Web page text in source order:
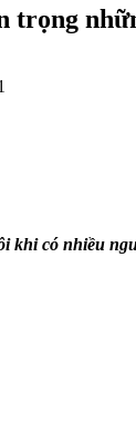
trọng
khi có nhiều